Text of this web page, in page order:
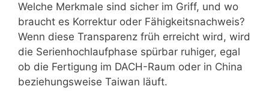
Welche Merkmale sind sicher im Griff, und wo
braucht es Korrektur oder Fähigkeitsnachweis?
Wenn diese Transparenz früh erreicht wird, wird
die Serienhochlaufphase spürbar ruhiger, egal
ob die Fertigung im DACH-Raum oder in China
beziehungsweise Taiwan läuft.